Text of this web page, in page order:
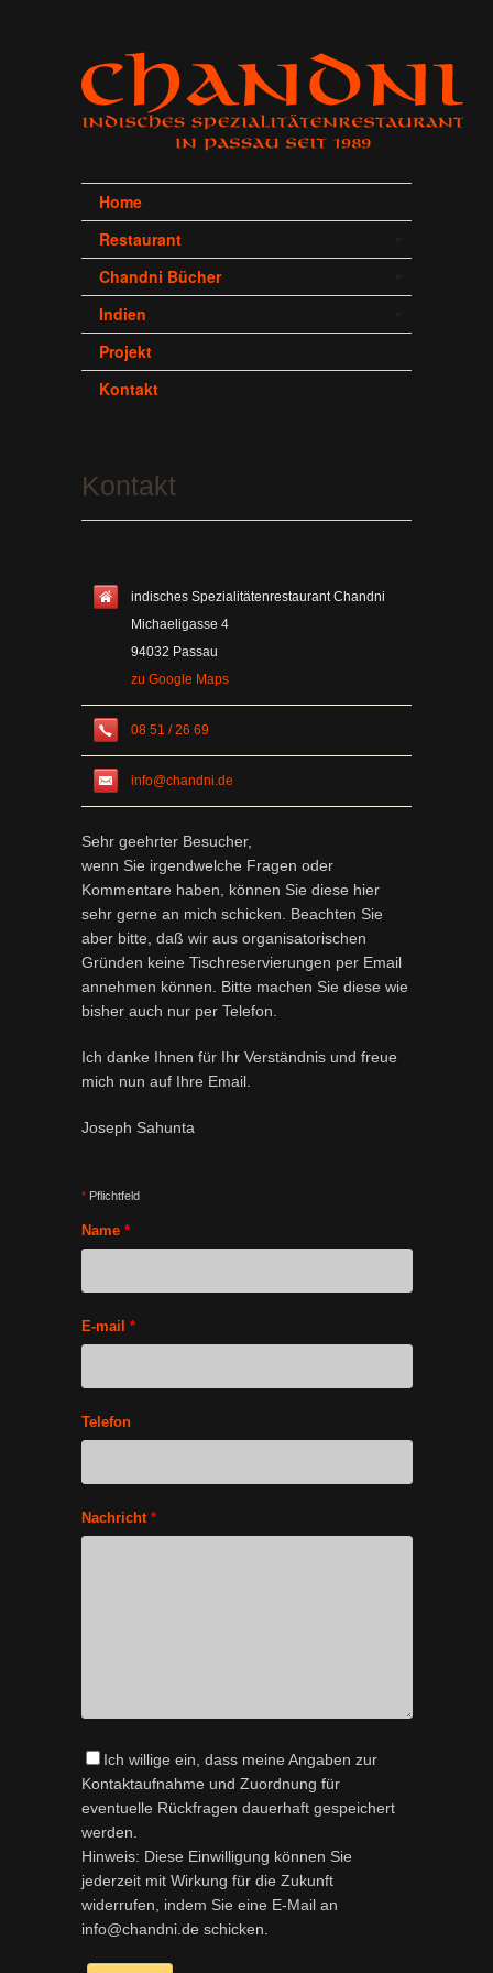
Home
Restaurant
Chandni Bücher
Indien
Projekt
Kontakt
Kontakt
indisches Spezialitätenrestaurant Chandni
Michaeligasse 4
94032 Passau
zu Google Maps
08 51 / 26 69
info@chandni.de
Sehr geehrter Besucher,
wenn Sie irgendwelche Fragen oder
Kommentare haben, können Sie diese hier
sehr gerne an mich schicken. Beachten Sie
aber bitte, daß wir aus organisatorischen
Gründen keine Tischreservierungen per Email
annehmen können. Bitte machen Sie diese wie
bisher auch nur per Telefon.
Ich danke Ihnen für Ihr Verständnis und freue
mich nun auf Ihre Email.
Joseph Sahunta
* Pflichtfeld
Name *
E-mail *
Telefon
Nachricht *
Ich willige ein, dass meine Angaben zur
Kontaktaufnahme und Zuordnung für
eventuelle Rückfragen dauerhaft gespeichert
werden.
Hinweis: Diese Einwilligung können Sie
jederzeit mit Wirkung für die Zukunft
widerrufen, indem Sie eine E-Mail an
info@chandni.de schicken.